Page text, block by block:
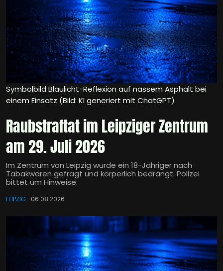
Symbolbild Blaulicht-Reflexion auf nassem Asphalt bei
einem Einsatz (Bild: KI generiert mit ChatGPT)
Raubstraftat im Leipziger Zentrum
am 29. Juli 2026
Im Zentrum von Leipzig wurde ein 18-Jähriger nach
Tabakwaren gefragt und körperlich bedrängt. Polizei
bittet um Hinweise.
LEIPZIG 06.08.2026